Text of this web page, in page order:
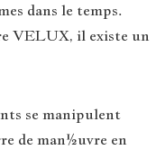
dans le temps.
VELUX, il existe un
se manipulent
de man½uvre en